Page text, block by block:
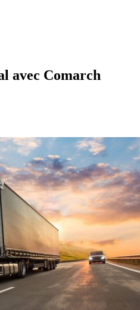
avec Comarch